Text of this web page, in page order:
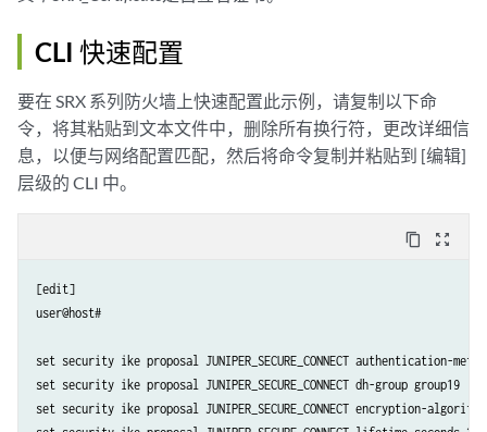
CLI 快速配置
要在 SRX 系列防火墙上快速配置此示例，请复制以下命
令，将其粘贴到文本文件中，删除所有换行符，更改详细信
息，以便与网络配置匹配，然后将命令复制并粘贴到 [编辑]
层级的 CLI 中。
content_copy zoom_out_map
[edit]
user@host#
set security ike proposal JUNIPER_SECURE_CONNECT authentication-
set security ike proposal JUNIPER_SECURE_CONNECT dh-group group19
set security ike proposal JUNIPER_SECURE_CONNECT encryption-